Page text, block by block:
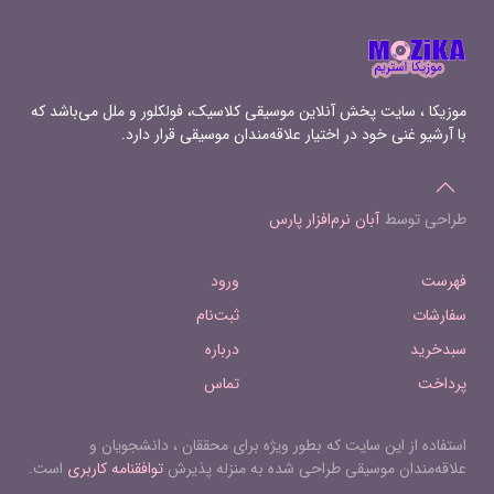
موزیکا ، سایت پخش آنلاین موسیقی کلاسیک، فولکلور و ملل می‌باشد که
با آرشیو غنی خود در اختیار علاقه‌مندان موسیقی قرار دارد.
طراحی توسطآبان نرم‌افزار پارس
فهرست
سفارشات
سبدخرید
پرداخت
ورود
ثبت‌نام
درباره
تماس
استفاده از این سایت که بطور ویژه برای محققان ، دانشجویان و
علاقه‌مندان موسیقی طراحی شده به منزله پذیرشتوافقنامه کاربریاست.